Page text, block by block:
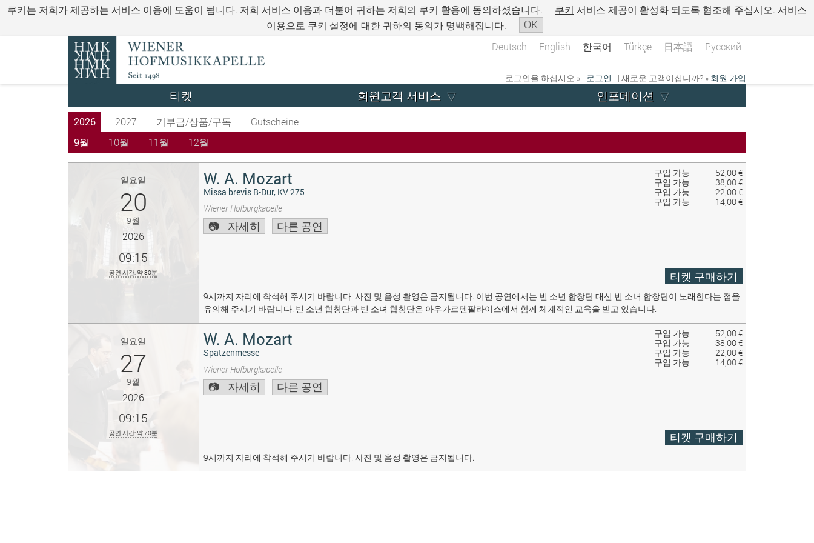
쿠키는 저희가 제공하는 서비스 이용에 도움이 됩니다. 저희 서비스 이용과 더불어 귀하는 저희의 쿠키 활용에 동의하셨습니다. 쿠키 서비스 제공이 활성화 되도록 협조해 주십시오. 서비스
이용으로 쿠키 설정에 대한 귀하의 동의가 명백해집니다.
OK
Deutsch English 한국어 Türkçe 日本語 Русский
로그인을 하십시오 » 로그인 | 새로운 고객이십니까? » 회원 가입
티켓 회원고객 서비스 인포메이션
2026 2027 기부금/상품/구독
Gutscheine
9월
10월 11월 12월
구입 가능
52,00 €
구입 가능
38,00 €
구입 가능
22,00 €
구입 가능
14,00 €
일요일
20
9월
2026
09:15
공연 시간: 약 80분
W. A. Mozart
Missa brevis B-Dur, KV 275
Wiener Hofburgkapelle
자세히 다른 공연
티켓 구매하기
9시까지 자리에 착석해 주시기 바랍니다. 사진 및 음성 촬영은 금지됩니다. 이번 공연에서는 빈 소년 합창단 대신 빈 소녀 합창단이 노래한다는 점을
유의해 주시기 바랍니다. 빈 소년 합창단과 빈 소녀 합창단은 아우가르텐팔라이스에서 함께 체계적인 교육을 받고 있습니다.
구입 가능
52,00 €
구입 가능
38,00 €
구입 가능
22,00 €
구입 가능
14,00 €
일요일
27
9월
2026
09:15
공연 시간: 약 70분
W. A. Mozart
Spatzenmesse
Wiener Hofburgkapelle
자세히 다른 공연
티켓 구매하기
9시까지 자리에 착석해 주시기 바랍니다. 사진 및 음성 촬영은 금지됩니다.